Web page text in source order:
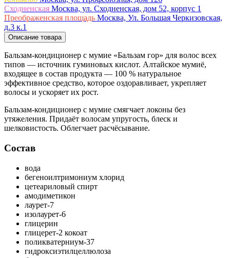
Сходненская Москва, ул. Сходненская, дом 52, корпус 1
Преображенская площадь Москва, Ул. Большая Черкизовская,
д.3 к.1
Описание товара
Бальзам-кондиционер с мумие «Бальзам гор» для волос всех
типов — источник гуминовых кислот. Алтайское мумиё,
входящее в состав продукта — 100 % натуральное
эффективное средство, которое оздоравливает, укрепляет
волосы и ускоряет их рост.
Бальзам-кондиционер с мумие смягчает локоны без
утяжеления. Придаёт волосам упругость, блеск и
шелковистость. Облегчает расчёсывание.
Состав
вода
бегеноилтримониум хлорид
цетеариловый спирт
амодиметикон
лаурет-7
изолаурет-6
глицерин
глицерет-2 кокоат
поликватерниум-37
гидроксиэтилцеллюлоза